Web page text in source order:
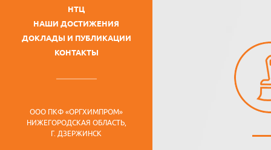
НТЦ
НАШИ ДОСТИЖЕНИЯ
ДОКЛАДЫ И ПУБЛИКАЦИИ
КОНТАКТЫ
ООО ПКФ «ОРГХИМПРОМ»
НИЖЕГОРОДСКАЯ ОБЛАСТЬ,
Г. ДЗЕРЖИНСК